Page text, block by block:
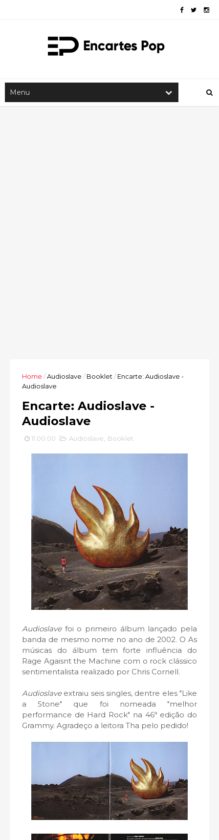
Home /Audioslave / Booklet / Encarte: Audioslave -
Audioslave
Encarte: Audioslave -
Audioslave
11:00:00 Audioslave Booklet
Audioslavefoi o primeiro álbum lançado pela
banda de mesmo nome no ano de 2002. O As
músicas do álbum tem forte influência do
Rage Agaisnt the Machine com o rock clássico
sentimentalista realizado por Chris Cornell.
Audioslave extraiu seis singles, dentre eles "Like
a Stone" que foi nomeada "melhor
performance de Hard Rock" na 46ª edição do
Grammy. Agradeço a leitora Tha pelo pedido!